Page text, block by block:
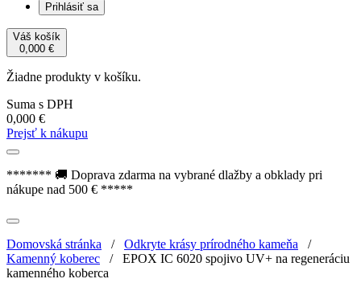
Prihlásiť sa
Váš košík
0,000 €
Žiadne produkty v košíku.
Suma s DPH
0,000 €
Prejsť k nákupu
******* 🚚 Doprava zdarma na vybrané dlažby a obklady pri
nákupe nad 500 € *****
Domovská stránka / Odkryte krásy prírodného kameňa /
Kamenný koberec / EPOX IC 6020 spojivo UV+ na regeneráciu
kamenného koberca